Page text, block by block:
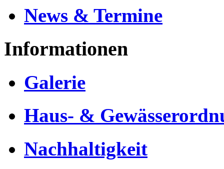
News & Termine
Informationen
Galerie
Haus- &
Nachhaltigkeit